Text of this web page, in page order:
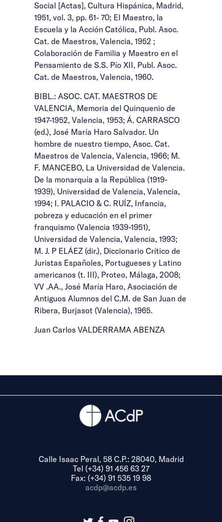
Social [Actas], Cultura Hispánica, Madrid,
1951, vol. 3, pp. 61- 70; El Maestro, la
Escuela y la Acción Católica, Publ. Asoc.
Cat. de Maestros, Valencia, 1952 ;
Colaboración de Familia y Maestro en el
Pensamiento de S.S. Pío XII, Publ. Asoc.
Cat. de Maestros, Valencia, 1960.
BIBL.: ASOC. CAT. MAESTROS DE
VALENCIA, Memoria del Quinquenio de
1947-1952, Valencia, 1953; Á. CARRASCO
(ed.), José María Haro Salvador. Un
hombre de nuestro tiempo, Asoc. Cat.
Maestros de Valencia, Valencia, 1966; M.
F. MANCEBO, La Universidad de Valencia.
De la monarquía a la República (1919-
1939), Universidad de Valencia, Valencia,
1994; I. PALACIO & C. RUÍZ, Infancia,
pobreza y educación en el primer
franquismo (Valencia 1939-1951),
Universidad de Valencia, Valencia, 1993;
M. J. P ELÁEZ (dir.), Diccionario Crítico de
Juristas Españoles, Portugueses y Latino
americanos (t. III), Proteo, Málaga, 2008;
VV .AA., José María Haro, Asociación de
Antiguos Alumnos del C.M. de San Juan de
Ribera, Burjasot (Valencia), 1965.
Juan Carlos VALDERRAMA ABENZA
Calle Isaac Peral, 58 C.P.: 28040, Madrid
Tel (+34) 91 456 63 27
Fax: (+34) 91 535 19 98
acdp@acdp.es